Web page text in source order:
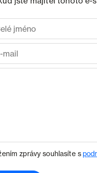
zprávy souhlasíte s